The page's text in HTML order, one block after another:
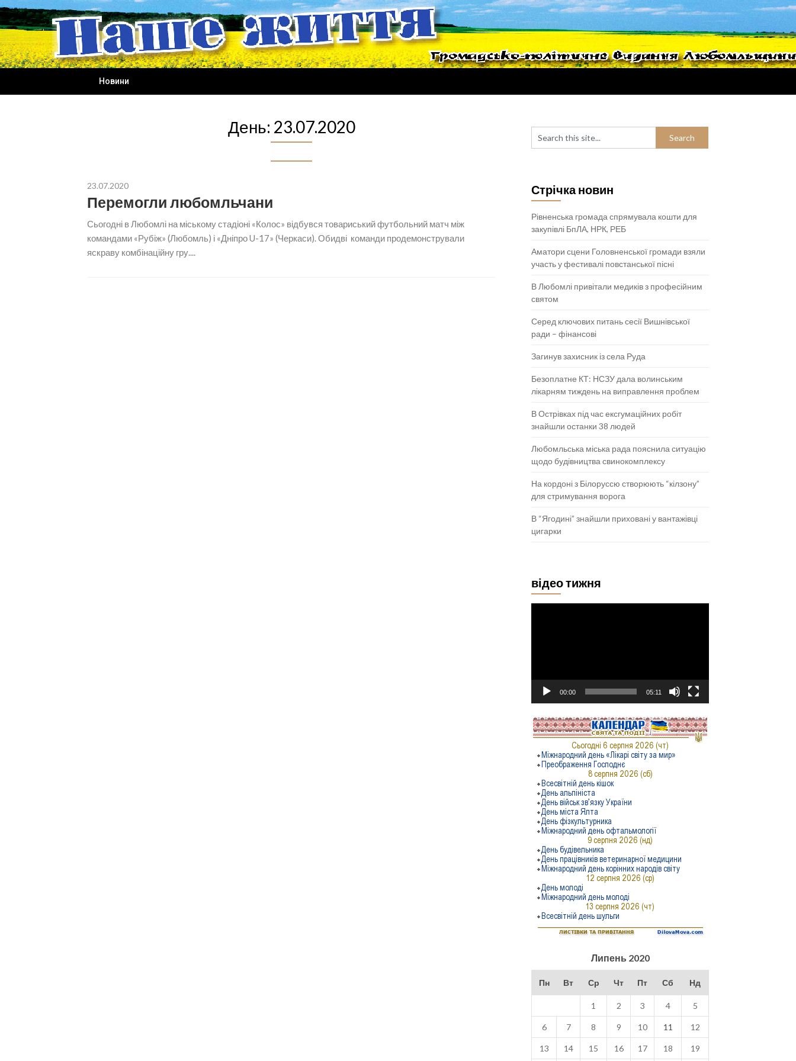
Skip
to
content
Новини
День: 23.07.2020
23.07.2020
Перемогли любомльчани
Сьогодні в Любомлі на міському стадіоні «Колос» відбувся товариський футбольний матч між
командами «Рубіж» (Любомль) і «Дніпро U-17» (Черкаси). Обидві команди продемонстрували
яскраву комбінаційну гру....
Стрічка новин
Рівненська громада спрямувала кошти для
закупівлі БпЛА, НРК, РЕБ
Аматори сцени Головненської громади взяли
участь у фестивалі повстанської пісні
В Любомлі привітали медиків з професійним
святом
Серед ключових питань сесії Вишнівської
ради – фінансові
Загинув захисник із села Руда
Безоплатне КТ: НСЗУ дала волинським
лікарням тиждень на виправлення проблем
В Острівках під час ексгумаційних робіт
знайшли останки 38 людей
Любомльська міська рада пояснила ситуацію
щодо будівництва свинокомплексу
На кордоні з Білоруссю створюють “кілзону”
для стримування ворога
В “Ягодині” знайшли приховані у вантажівці
цигарки
відео тижня
00:00 05:11
Липень 2020
Пн Вт Ср Чт Пт Сб Нд
1 2 3 4 5
6 7 8 9 10 11 12
13 14 15 16 17 18 19